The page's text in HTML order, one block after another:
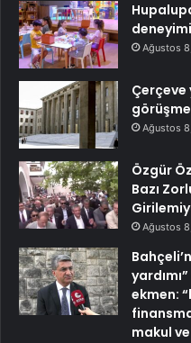
deneyimi
Ağustos
Çerçeve
Ağustos
Özgür
Bazı
Ağustos
ekmen:
makul